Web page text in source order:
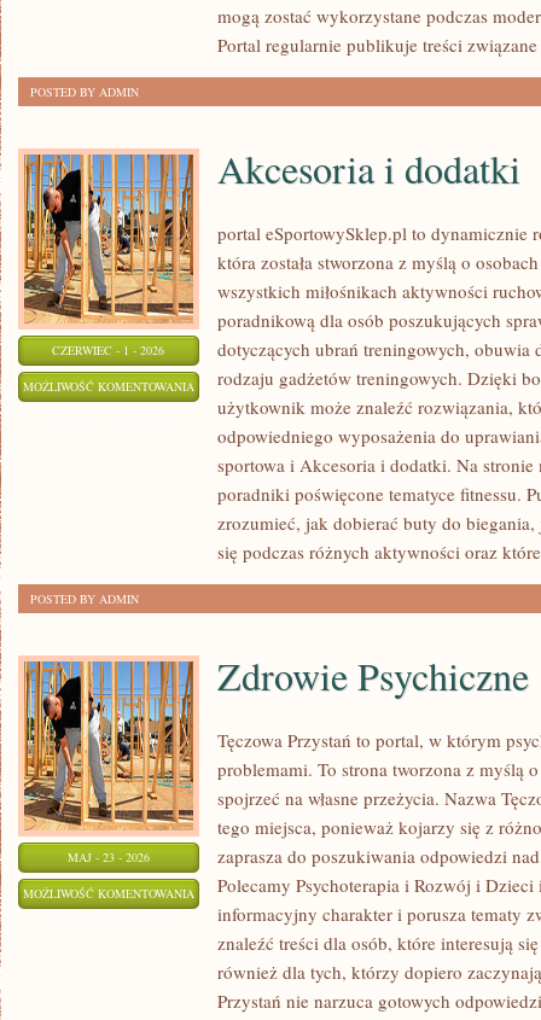
mogą zostać wykorzystane podczas
Portal regularnie publikuje treści
POSTED BY ADMIN
CZERWIEC - 1 - 2026
MOŻLIWOŚĆ KOMENTOWANIA AKCESORIA
DODATKI
Akcesoria i dodatki
portal eSportowySklep.pl to dynamicznie
która została stworzona z myślą o
wszystkich miłośnikach aktywności
poradnikową dla osób poszukujących
dotyczących ubrań treningowych, obuwia
rodzaju gadżetów treningowych. Dzięki
użytkownik może znaleźć rozwiązania,
odpowiedniego wyposażenia do
sportowa i Akcesoria i dodatki. Na stronie
poradniki poświęcone tematyce fitnessu.
zrozumieć, jak dobierać buty do
się podczas różnych aktywności oraz
POSTED BY ADMIN
MAJ - 23 - 2026
MOŻLIWOŚĆ KOMENTOWANIA ZDROWIE
PSYCHICZNE
Zdrowie Psychiczne
Tęczowa Przystań to portal, w którym
problemami. To strona tworzona z myślą
spojrzeć na własne przeżycia. Nazwa
tego miejsca, ponieważ kojarzy się z
zaprasza do poszukiwania odpowiedzi
Polecamy Psychoterapia i Rozwój i Dzieci
informacyjny charakter i porusza tematy
znaleźć treści dla osób, które interesują
również dla tych, którzy dopiero
Przystań nie narzuca gotowych